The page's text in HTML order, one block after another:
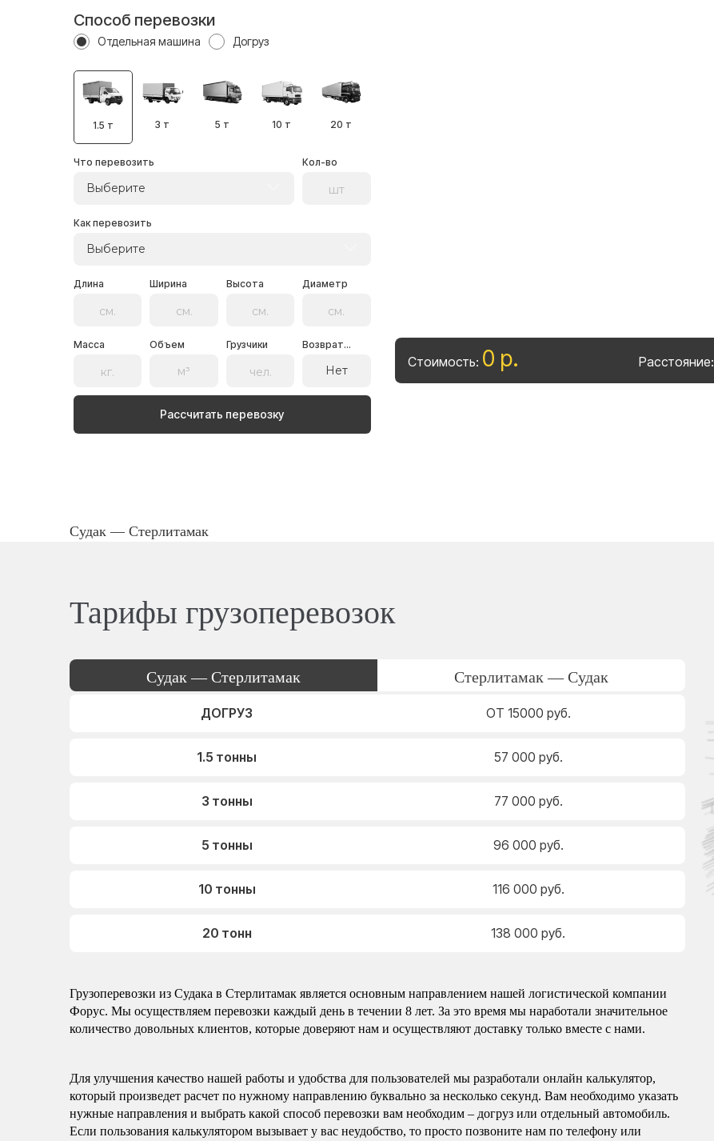
Способ перевозки
Отдельная машина Догруз
1.5 т 3 т 5 т 10 т 20 т
Что перевозить
Выберите
Кол-во
Как перевозить
Выберите
Длина Ширина Высота Диаметр
Масса Объем Грузчики Возврат...
Нет
Рассчитать перевозку
Стоимость: 0 р. Расстояние:
Судак — Стерлитамак
Тарифы грузоперевозок
Судак — Стерлитамак Стерлитамак — Судак
ДОГРУЗ ОТ 15000 руб.
1.5 тонны 57 000 руб.
3 тонны 77 000 руб.
5 тонны 96 000 руб.
10 тонны 116 000 руб.
20 тонн 138 000 руб.
Грузоперевозки из Судака в Стерлитамак является основным направлением нашей логистической компании
Форус. Мы осуществляем перевозки каждый день в течении 8 лет. За это время мы наработали значительное
количество довольных клиентов, которые доверяют нам и осуществляют доставку только вместе с нами.
Для улучшения качество нашей работы и удобства для пользователей мы разработали онлайн калькулятор,
который произведет расчет по нужному направлению буквально за несколько секунд. Вам необходимо указать
нужные направления и выбрать какой способ перевозки вам необходим – догруз или отдельный автомобиль.
Если пользования калькулятором вызывает у вас неудобство, то просто позвоните нам по телефону или